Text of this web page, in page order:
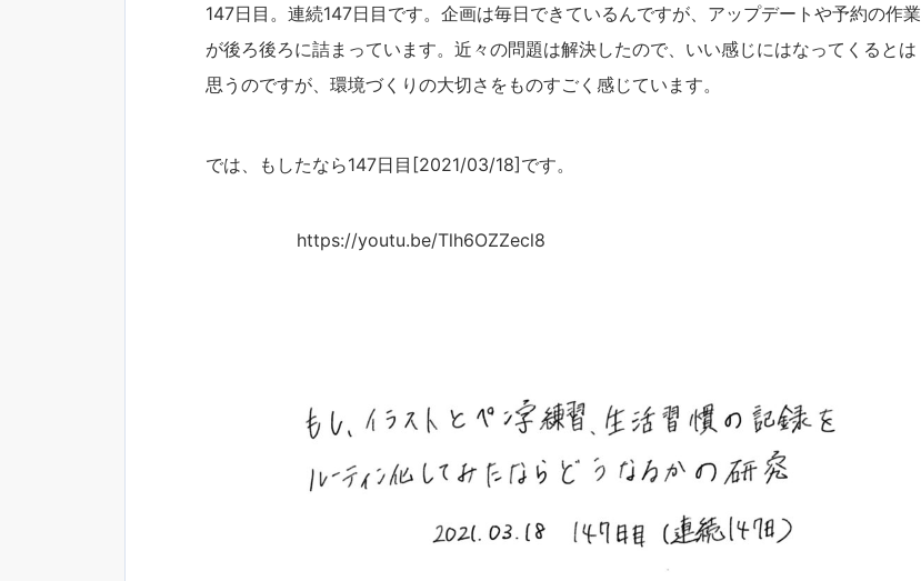
147日目。連続147日目です。企画は毎日できているんですが、アップデートや予約の作業
が後ろ後ろに詰まっています。近々の問題は解決したので、いい感じにはなってくるとは
思うのですが、環境づくりの大切さをものすごく感じています。
では、もしたなら147日目[2021/03/18]です。
https://youtu.be/Tlh6OZZecl8